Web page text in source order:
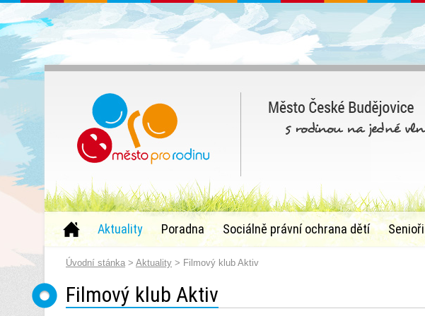
Aktuality Poradna Sociálně právní ochrana dětí Senioři
Úvodní stánka > Aktuality > Filmový klub Aktiv
Filmový klub Aktiv